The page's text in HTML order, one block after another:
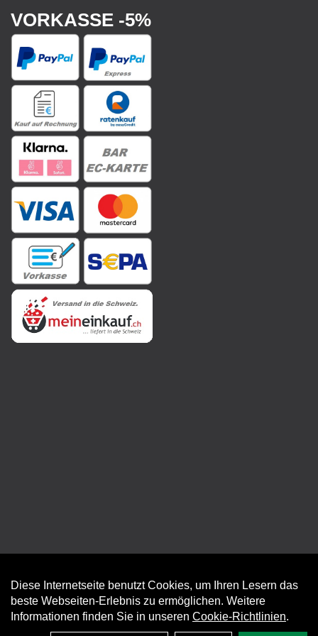
VORKASSE -5%
Diese Internetseite benutzt Cookies, um Ihren Lesern das
beste Webseiten-Erlebnis zu ermöglichen. Weitere
Informationen finden Sie in unseren Cookie-Richtlinien.
Auftrag widerrufen